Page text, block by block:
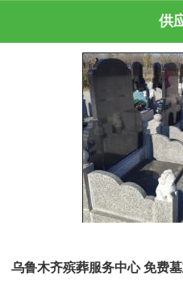
供
乌鲁木齐殡葬服务中心 免费